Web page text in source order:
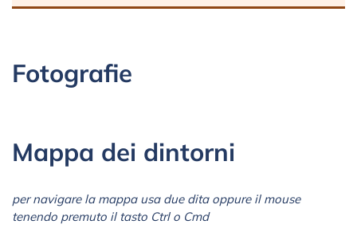
Fotografie
Mappa dei dintorni
per navigare la mappa usa due dita oppure il mouse
tenendo premuto il tasto Ctrl o Cmd